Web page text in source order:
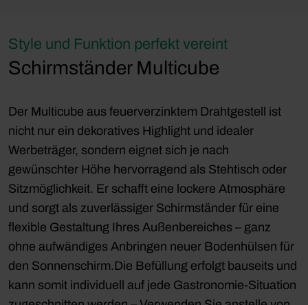
Style und Funktion perfekt vereint
Schirmständer Multicube
Der Multicube aus feuerverzinktem Drahtgestell ist
nicht nur ein dekoratives Highlight und idealer
Werbeträger, sondern eignet sich je nach
gewünschter Höhe hervorragend als Stehtisch oder
Sitzmöglichkeit. Er schafft eine lockere Atmosphäre
und sorgt als zuverlässiger Schirmständer für eine
flexible Gestaltung Ihres Außenbereiches – ganz
ohne aufwändiges Anbringen neuer Bodenhülsen für
den Sonnenschirm.Die Befüllung erfolgt bauseits und
kann somit individuell auf jede Gastronomie-Situation